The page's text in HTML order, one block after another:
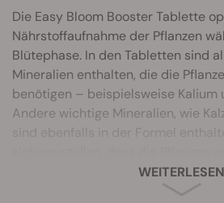
Die Easy Bloom Booster Tablette
Nährstoffaufnahme der Pflanzen
Blütephase. In den Tabletten sind
Mineralien enthalten, die die
benötigen – beispielsweise Kalium
Andere wichtige Mineralien, wie
sind ebenfalls in der Formel
kritischen Phase auch stark und
Easy Bloom Booster Tabletten sind
WEITERLESEN